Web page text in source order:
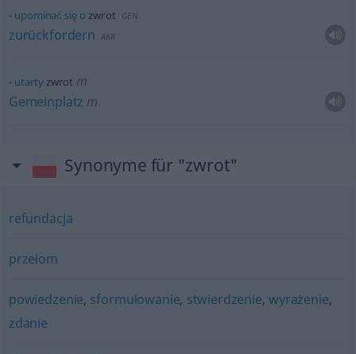
upominać się o zwrot GEN
zurückfordern AKK
utartyzwrot m
Gemeinplatz m
Synonyme für "zwrot"
refundacja
przełom
powiedzenie, sformułowanie, stwierdzenie,wyrażenie,
zdanie